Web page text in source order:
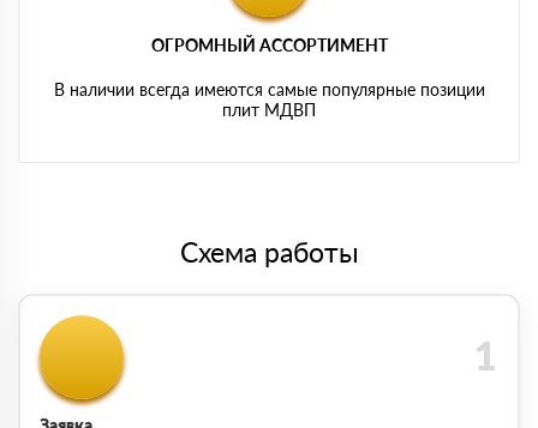
ОГРОМНЫЙ АССОРТИМЕНТ
В наличии всегда имеются самые популярные позиции
плит МДВП
Схема работы